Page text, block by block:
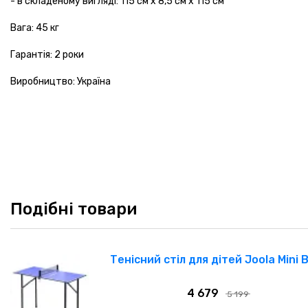
Вага: 45 кг
Гарантія: 2 роки
Виробництво: Україна
Подібні товари
Тенісний стіл для дітей Joola Mini
4 679 5 199